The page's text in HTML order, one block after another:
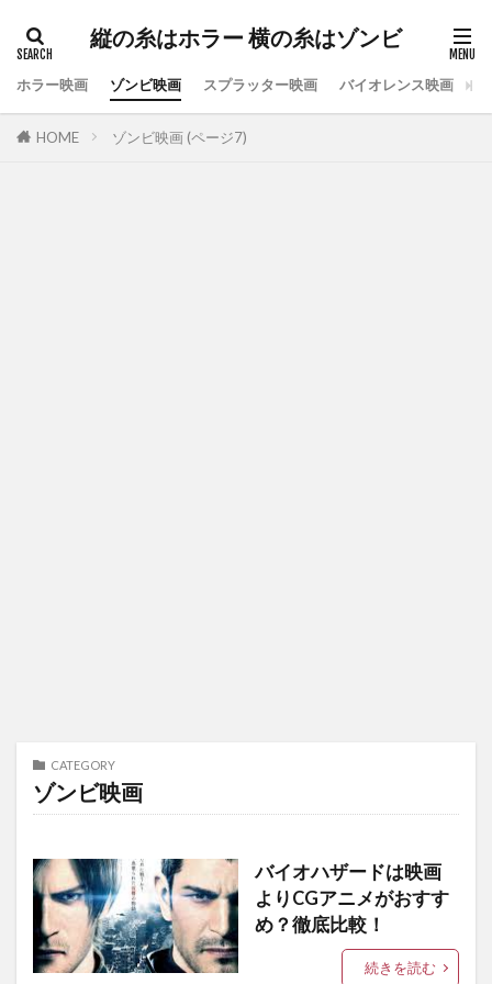
縦の糸はホラー 横の糸はゾンビ
ホラー映画 ゾンビ映画 スプラッター映画 バイオレンス映画
HOME ゾンビ映画 (ページ7)
CATEGORY
ゾンビ映画
バイオハザードは映画
よりCGアニメがおすす
め？徹底比較！
続きを読む